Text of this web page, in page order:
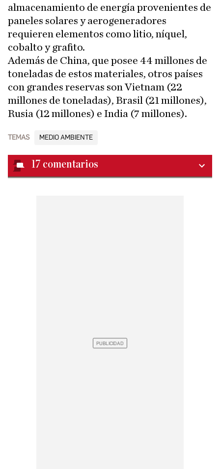
almacenamiento de energía provenientes de
paneles solares y aerogeneradores
requieren elementos como litio, níquel,
cobalto y grafito.
Además de China, que posee 44 millones de
toneladas de estos materiales, otros países
con grandes reservas son Vietnam (22
millones de toneladas), Brasil (21 millones),
Rusia (12 millones) e India (7 millones).
TEMAS MEDIO AMBIENTE
17 comentarios